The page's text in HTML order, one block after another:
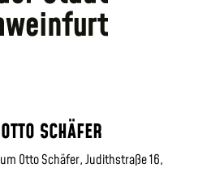
SCHÄFER
Otto Schäfer, Judithstraße 16,